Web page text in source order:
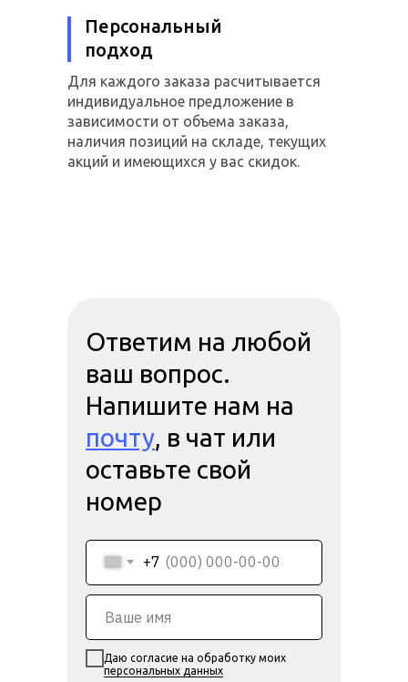
Персональный
подход
Для каждого заказа расчитывается
индивидуальное предложение в
зависимости от объема заказа,
наличия позиций на складе, текущих
акций и имеющихся у вас скидок.
Ответим на любой
ваш вопрос.
Напишите нам на
почту, в чат или
оставьте свой
номер
+7
Даю согласие на обработку моих
персональных данных